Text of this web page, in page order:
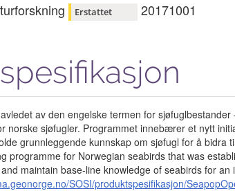
Erstattet 20171001
av den engelske termen for
norske sjøfugler. Programmet innebærer et nytt
grunnleggende kunnskap om sjøfugl for å
programme for Norwegian seabirds that was
maintain base-line knowledge of seabirds for
SOSI/produktspesifikasjon/